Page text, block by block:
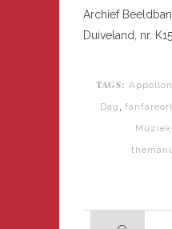
Archief
Duiveland, nr.
TAGS:
Dag